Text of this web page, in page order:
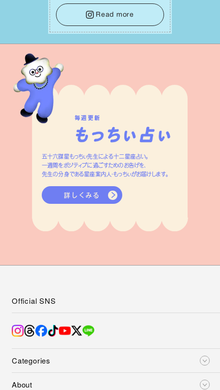
せになっていくイメージを持って⼀歩を
踏み出して。⼀⼈⼀⼈の良いところが混
ざり合い、ハッピーな未来が形作られて
いきます。
Read more
毎週更新
五十六謀星もっちぃ先生による十二星座占い。
一週間をポジティブに過ごすためのお告げを、
先生の分身である星座案内人・もっちぃがお届けします。
詳しくみる
Categories
About
Official SNS